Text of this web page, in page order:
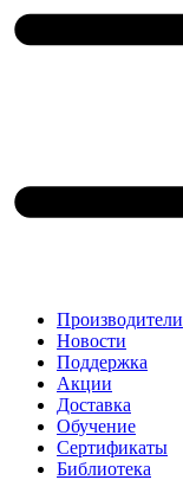
Производители
Новости
Поддержка
Акции
Доставка
Обучение
Сертификаты
Библиотека